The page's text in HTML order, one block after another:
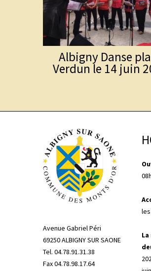
Albigny Danse
Verdun le 14 juin
Avenue Gabriel Péri
69250 ALBIGNY SUR SAONE
Tel. 04.78.91.31.38
Fax 04.78.98.17.64